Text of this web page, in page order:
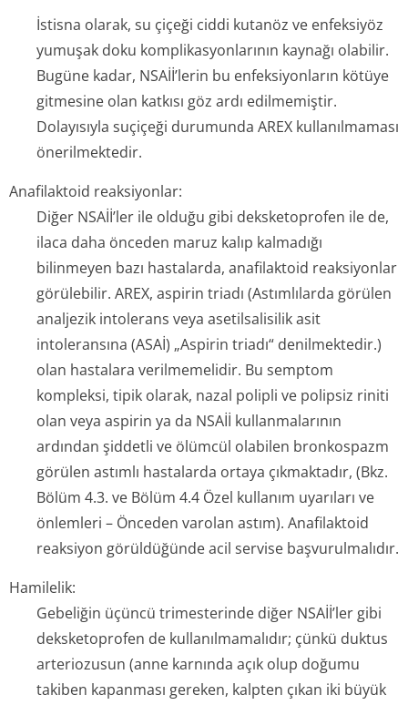
İstisna olarak, su çiçeği ciddi kutanöz ve enfeksiyöz
yumuşak doku komplikasyonlarının kaynağı olabilir.
Bugüne kadar, NSAİİ’lerin bu enfeksiyonların kötüye
gitmesine olan katkısı göz ardı edilmemiştir.
Dolayısıyla suçiçeği durumunda AREX kullanılmaması
önerilmektedir.
Anafilaktoid reaksiyonlar:
Diğer NSAİİ’ler ile olduğu gibi deksketoprofen ile de,
ilaca daha önceden maruz kalıp kalmadığı
bilinmeyen bazı hastalarda, anafilaktoid reaksiyonlar
görülebilir. AREX, aspirin triadı (Astımlılarda görülen
analjezik intolerans veya asetilsalisilik asit
intoleransına (ASAİ) „Aspirin triadı“ denilmektedir.)
olan hastalara verilmemelidir. Bu semptom
kompleksi, tipik olarak, nazal polipli ve polipsiz riniti
olan veya aspirin ya da NSAİİ kullanmalarının
ardından şiddetli ve ölümcül olabilen bronkospazm
görülen astımlı hastalarda ortaya çıkmaktadır, (Bkz.
Bölüm 4.3. ve Bölüm 4.4 Özel kullanım uyarıları ve
önlemleri – Önceden varolan astım). Anafilaktoid
reaksiyon görüldüğünde acil servise başvurulmalıdır.
Hamilelik:
Gebeliğin üçüncü trimesterinde diğer NSAİİ’ler gibi
deksketoprofen de kullanılmamalıdır; çünkü duktus
arteriozusun (anne karnında açık olup doğumu
takiben kapanması gereken, kalpten çıkan iki büyük